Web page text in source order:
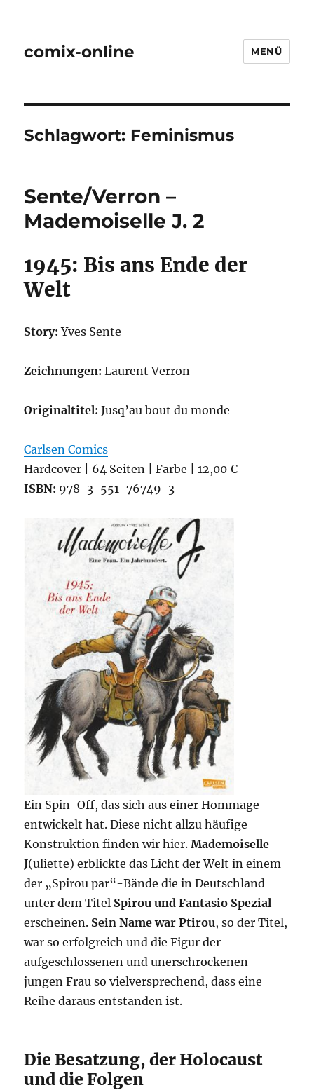
comix-online MENÜ
Schlagwort: Feminismus
Sente/Verron –
Mademoiselle J. 2
1945: Bis ans Ende der
Welt
Story:Yves Sente
Zeichnungen:Laurent Verron
Originaltitel:Jusq’au bout du monde
Carlsen Comics
Hardcover | 64 Seiten | Farbe | 12,00 €
ISBN: 978-3-551-76749-3
Ein Spin-Off, das sich aus einer Hommage
entwickelt hat. Diese nicht allzu häufige
Konstruktion finden wir hier.Mademoiselle
J(uliette) erblickte das Licht der Welt in einem
der „Spirou par“-Bände die in Deutschland
unter dem Titel Spirou und Fantasio Spezial
erscheinen. Sein Name war Ptirou, so der Titel,
war so erfolgreich und die Figur der
aufgeschlossenen und unerschrockenen
jungen Frau so vielversprechend, dass eine
Reihe daraus entstanden ist.
Die Besatzung, der Holocaust
und die Folgen